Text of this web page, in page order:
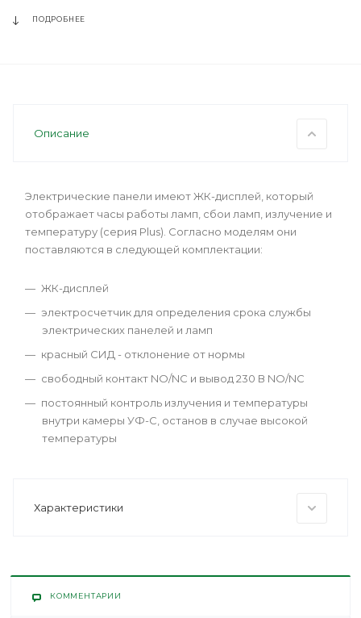
ПОДРОБНЕЕ
Описание
Электрические панели имеют ЖК-дисплей, который
отображает часы работы ламп, сбои ламп, излучение и
температуру (серия Plus). Согласно моделям они
поставляются в следующей комплектации:
ЖК-дисплей
электросчетчик для определения срока службы
электрических панелей и ламп
красный СИД - отклонение от нормы
свободный контакт NO/NC и вывод 230 В NO/NC
постоянный контроль излучения и температуры
внутри камеры УФ-C, останов в случае высокой
температуры
Характеристики
КОММЕНТАРИИ